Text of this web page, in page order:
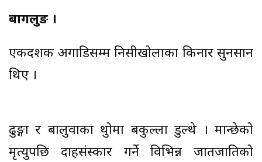
बागलुङ ।
एकदशक अगाडिसम्म निसीखोलाका किनार सुनसान
थिए ।
ढुङ्गा र बालुवाका थुप्रोमा बकुल्ला डुल्थे । मान्छेको
मृत्युपछि दाहसंस्कार गर्ने विभिन्न जातजातिको